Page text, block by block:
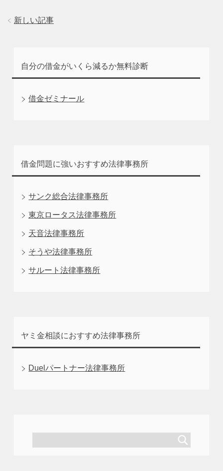
新しい記事
自分の借金がいくら減るか無料診断
借金ゼミナール
借金問題に強いおすすめ法律事務所
サンク総合法律事務所
東京ロータス法律事務所
天音法律事務所
そうや法律事務所
サルート法律事務所
ヤミ金相談におすすめ法律事務所
Duelパートナー法律事務所